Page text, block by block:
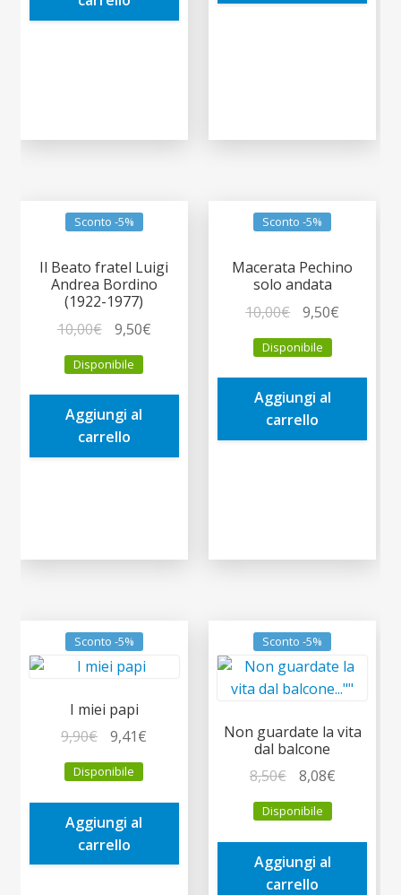
Sconto -5%
Il Beato fratel Luigi
Andrea Bordino
(1922-1977)
10,00€
prezzo
originale
era:
10,00€.
9,50€Il
è:
Disponibile
Aggiungi al
carrello
Sconto -5%
Macerata Pechino
solo andata
10,00€
prezzo
originale
era:
10,00€.
9,50€
è:
Disponibile
Aggiungi al
carrello
Sconto -5%
I miei papi
9,90€
prezzo
originale
era:
9,90€.
9,41€
è:
Disponibile
Aggiungi al
carrello
Sconto -5%
Non guardate la vita
dal balcone
8,50€
prezzo
originale
era:
8,50€.
8,08€Il
è:
Disponibile
Aggiungi al
carrello